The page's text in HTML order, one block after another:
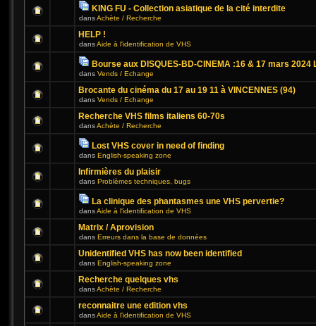
KING FU - Collection asiatique de la cité interdite
dansAchète / Recherche
HELP !
dansAide à l'identification de VHS
Bourse aux DISQUES-BD-CINEMA :16 & 17 mars 2024
dans Vends / Echange
Brocante du cinéma du 17 au 19 11 à VINCENNES (94)
dans Vends / Echange
Recherche VHS films italiens 60-70s
dansAchète / Recherche
Lost VHS cover in need of finding
dans English-speaking zone
Infirmières du plaisir
dans Problèmes techniques, bugs
La clinique des phantasmes une VHS pervertie?
dansAide à l'identification de VHS
Matrix / Aprovision
dans Erreurs dans la base de données
Unidentified VHS has now been identified
dans English-speaking zone
Recherche quelques vhs
dansAchète / Recherche
reconnaitre une edition vhs
dansAide à l'identification de VHS